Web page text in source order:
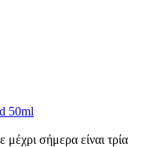
50ml
μέχρι σήμερα είναι τρία